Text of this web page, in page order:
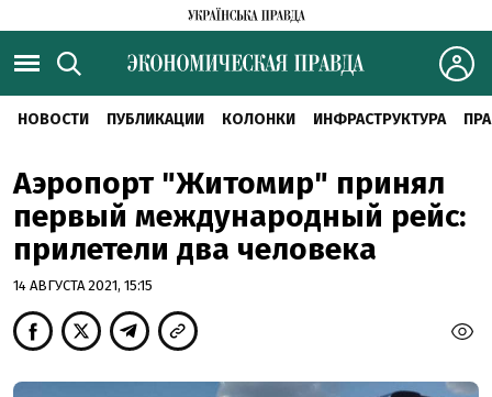
НОВОСТИ ПУБЛИКАЦИИ КОЛОНКИ ИНФРАСТРУКТУРА
Аэропорт "Житомир" принял
первый международный рейс:
прилетели два человека
14 АВГУСТА 2021, 15:15